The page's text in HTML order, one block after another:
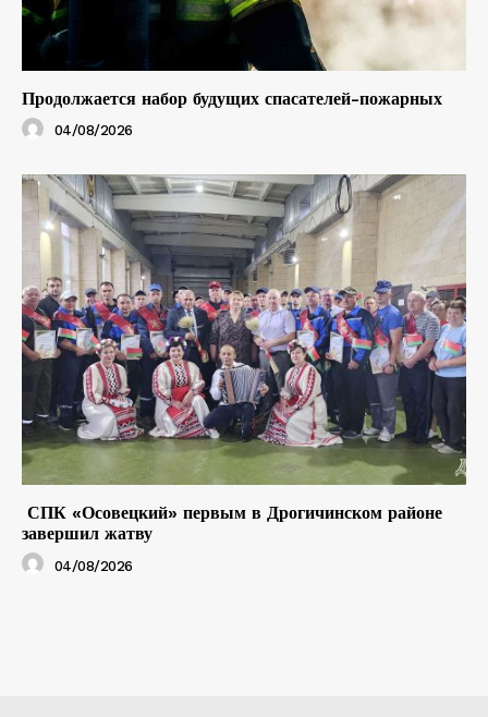
Продолжается набор будущих спасателей-пожарных
04/08/2026
СПК «Осовецкий» первым в Дрогичинском районе
завершил жатву
04/08/2026